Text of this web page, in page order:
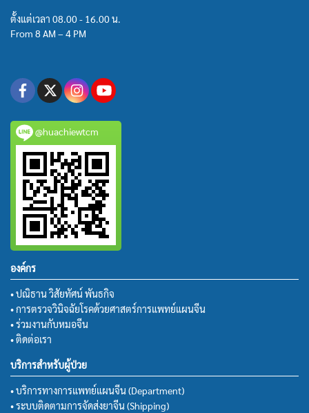
ตั้งแต่เวลา 08.00 - 16.00 น.
From 8 AM – 4 PM
@huachiewtcm
องค์กร
• ปณิธาน วิสัยทัศน์ พันธกิจ
• การตรวจวินิจฉัยโรคด้วยศาสตร์การแพทย์แผนจีน
• ร่วมงานกับหมอจีน
• ติดต่อเรา
บริการสำหรับผู้ป่วย
• บริการทางการแพทย์แผนจีน (Department)
• ระบบติดตามการจัดส่งยาจีน (Shipping)